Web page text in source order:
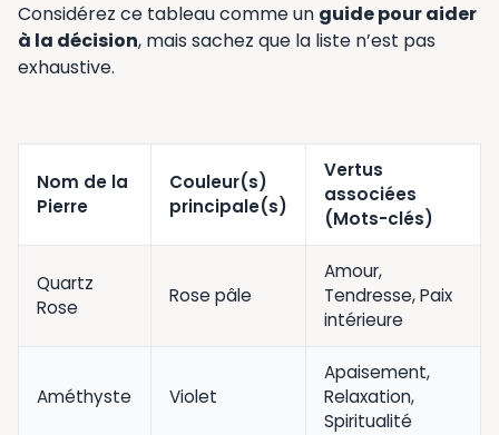
Considérez ce tableau comme un guide pour aider
à la décision, mais sachez que la liste n’est pas
exhaustive.
Nom de la
Pierre
Couleur(s)
principale(s)
Vertus
associées
(Mots-clés)
Quartz
Rose
Rose pâle
Amour,
Tendresse, Paix
intérieure
Améthyste Violet
Apaisement,
Relaxation,
Spiritualité